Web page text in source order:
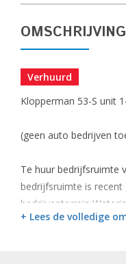
OMSCHRIJVING
Verhuurd
Klopperman 53-S unit
(geen auto bedrijven
Te huur bedrijfsruimte
bedrijfsruimte is recent
bedrijventerrein
+ Lees de volledige